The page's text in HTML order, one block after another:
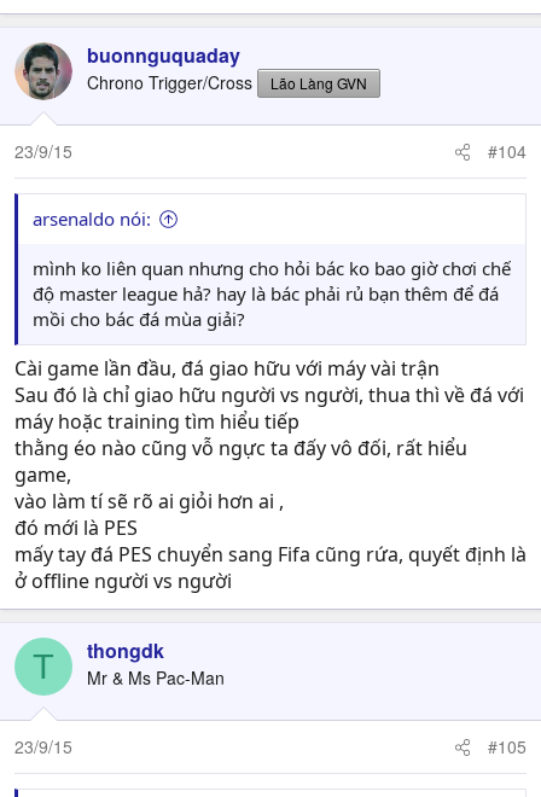
buonnguquaday
Chrono Trigger/Cross Lão Làng GVN
23/9/15 #104
arsenaldo nói:
mình ko liên quan nhưng cho hỏi bác ko bao giờ chơi chế
độ master league hả? hay là bác phải rủ bạn thêm để đá
mồi cho bác đá mùa giải?
Cài game lần đầu, đá giao hữu với máy vài trận
Sau đó là chỉ giao hữu người vs người, thua thì về đá với
máy hoặc training tìm hiểu tiếp
thằng éo nào cũng vỗ ngực ta đấy vô đối, rất hiểu
game,
vào làm tí sẽ rõ ai giỏi hơn ai ,
đó mới là PES
mấy tay đá PES chuyển sang Fifa cũng rứa, quyết định là
ở offline người vs người
T thongdk
Mr & Ms Pac-Man
23/9/15 #105